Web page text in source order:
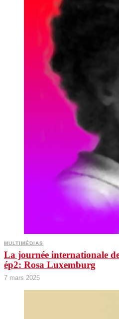
MULTIMÉDIAS
La journée internationale
ép2: Rosa Luxemburg
7 mars 2025